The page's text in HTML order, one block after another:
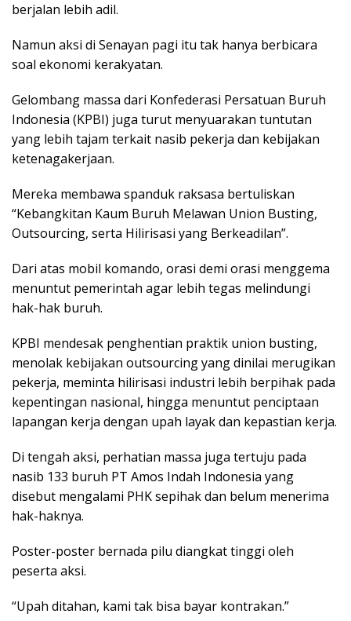
berjalan lebih adil.
Namun aksi di Senayan pagi itu tak hanya berbicara
soal ekonomi kerakyatan.
Gelombang massa dari Konfederasi Persatuan Buruh
Indonesia (KPBI) juga turut menyuarakan tuntutan
yang lebih tajam terkait nasib pekerja dan kebijakan
ketenagakerjaan.
Mereka membawa spanduk raksasa bertuliskan
“Kebangkitan Kaum Buruh Melawan Union Busting,
Outsourcing, serta Hilirisasi yang Berkeadilan”.
Dari atas mobil komando, orasi demi orasi menggema
menuntut pemerintah agar lebih tegas melindungi
hak-hak buruh.
KPBI mendesak penghentian praktik union busting,
menolak kebijakan outsourcing yang dinilai merugikan
pekerja, meminta hilirisasi industri lebih berpihak pada
kepentingan nasional, hingga menuntut penciptaan
lapangan kerja dengan upah layak dan kepastian kerja.
Di tengah aksi, perhatian massa juga tertuju pada
nasib 133 buruh PT Amos Indah Indonesia yang
disebut mengalami PHK sepihak dan belum menerima
hak-haknya.
Poster-poster bernada pilu diangkat tinggi oleh
peserta aksi.
“Upah ditahan, kami tak bisa bayar kontrakan.”